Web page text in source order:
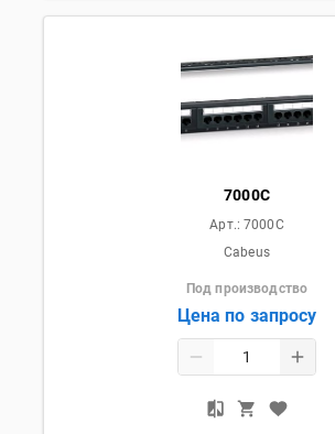
7000C
Арт.:7000C
Cabeus
Под производство
Цена по запросу